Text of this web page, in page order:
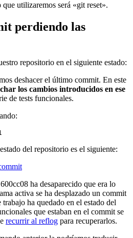
utilizaremos será «git reset».
perdiendo las
repositorio en el siguiente estado:
deshacer el último commit. En este
los cambios introducidos en ese
de tests funcionales.
del repositorio es el siguiente:
ha desaparecido que era lo
activa se ha desplazado un commit
ha quedado en el estado del
que estaban en el commit se
recurrir al reflog para recuperarlos.